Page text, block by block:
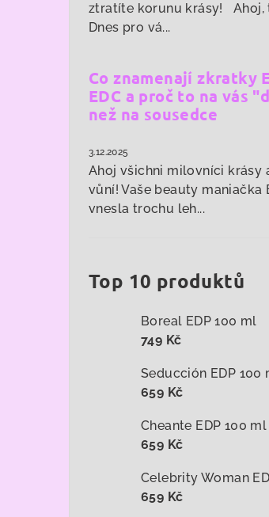
ztratíte korunu krásy! Ahoj,
Dnes pro vá...
Co znamenají zkratky
EDC a proč to na vás
než na sousedce
3.12.2025
Ahoj všichni milovníci krásy
vůní! Vaše beauty maniačka
vnesla trochu leh...
Top 10 produktů
Boreal EDP 100 ml
749 Kč
Seducción EDP 100
659 Kč
Cheante EDP 100 ml
659 Kč
Celebrity Woman
659 Kč